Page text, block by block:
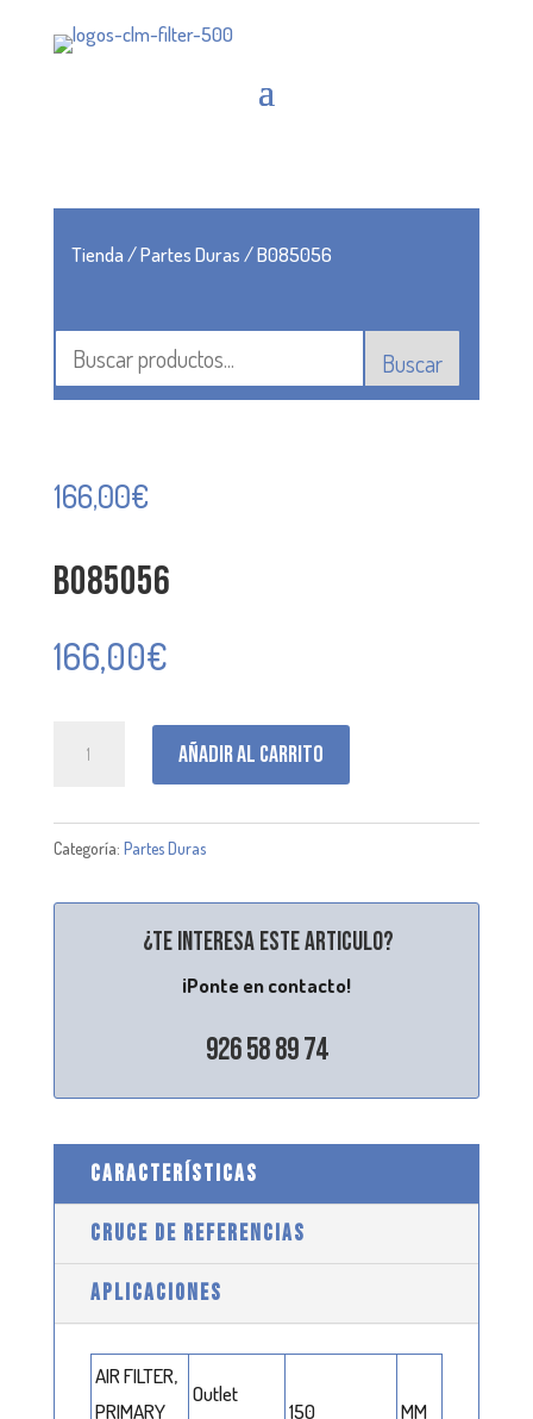
Tienda/Partes Duras/ B085056
Buscar
166,00€
B085056
166,00€
Añadir al carrito
Categoría: Partes Duras
¿Te interesa este articulo?
¡Ponte en contacto!
926 58 89 74
CARACTERÍSTICAS
CRUCE DE REFERENCIAS
APLICACIONES
AIR FILTER,
PRIMARY
Outlet
150 MM